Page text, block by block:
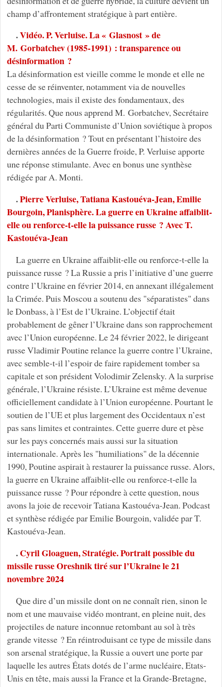
champ d’affrontement stratégique à part entière.
.Vidéo. P. Verluise. La « Glasnost » de
M. Gorbatchev (1985-1991) : transparence ou
désinformation ?
La désinformation est vieille comme le monde et elle ne
cesse de se réinventer, notamment via de nouvelles
technologies, mais il existe des fondamentaux, des
régularités. Que nous apprend M. Gorbatchev, Secrétaire
général du Parti Communiste d’Union soviétique à propos
de la désinformation ? Tout en présentant l’histoire des
dernières années de la Guerre froide, P. Verluise apporte
une réponse stimulante. Avec en bonus une synthèse
rédigée par A. Monti.
.Pierre Verluise, Tatiana Kastouéva-Jean, Emilie
Bourgoin, Planisphère. La guerre en Ukraine affaiblit-
elle ou renforce-t-elle la puissance russe ? Avec T.
Kastouéva-Jean
La guerre en Ukraine affaiblit-elle ou renforce-t-elle la
puissance russe ? La Russie a pris l’initiative d’une guerre
contre l’Ukraine en février 2014, en annexant illégalement
la Crimée. Puis Moscou a soutenu des "séparatistes" dans
le Donbass, à l’Est de l’Ukraine. L’objectif était
probablement de gêner l’Ukraine dans son rapprochement
avec l’Union européenne. Le 24 février 2022, le dirigeant
russe Vladimir Poutine relance la guerre contre l’Ukraine,
avec semble-t-il l’espoir de faire rapidement tomber sa
capitale et son président Volodimir Zelensky. A la surprise
générale, l’Ukraine résiste. L’Ukraine est même devenue
officiellement candidate à l’Union européenne. Pourtant le
soutien de l’UE et plus largement des Occidentaux n’est
pas sans limites et contraintes. Cette guerre dure et pèse
sur les pays concernés mais aussi sur la situation
internationale. Après les "humiliations" de la décennie
1990, Poutine aspirait à restaurer la puissance russe. Alors,
la guerre en Ukraine affaiblit-elle ou renforce-t-elle la
puissance russe ? Pour répondre à cette question, nous
avons la joie de recevoir Tatiana Kastouéva-Jean. Podcast
et synthèse rédigée par Emilie Bourgoin, validée par T.
Kastouéva-Jean.
.Cyril Gloaguen, Stratégie. Portrait possible du
missile russe Oreshnik tiré sur l’Ukraine le 21
novembre 2024
Que dire d’un missile dont on ne connaît rien, sinon le
nom et une mauvaise vidéo montrant, en pleine nuit, des
projectiles de nature inconnue retombant au sol à très
grande vitesse ? En réintroduisant ce type de missile dans
son arsenal stratégique, la Russie a ouvert une porte par
laquelle les autres États dotés de l’arme nucléaire, Etats-
Unis en tête, mais aussi la France et la Grande-Bretagne,